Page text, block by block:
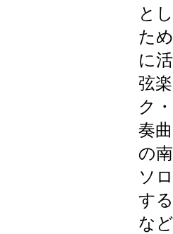
と
た
に
弦
ク
奏
の
ソ
す
な